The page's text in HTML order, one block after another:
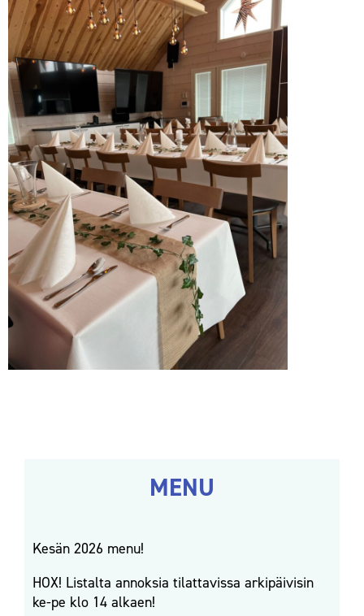
MENU
Kesän 2026 menu!
HOX! Listalta annoksia tilattavissa arkipäivisin
ke-pe klo 14 alkaen!